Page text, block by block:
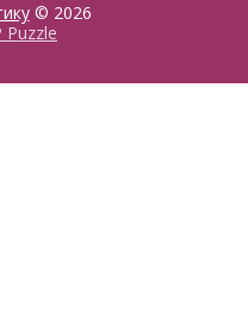
© 2026
Puzzle